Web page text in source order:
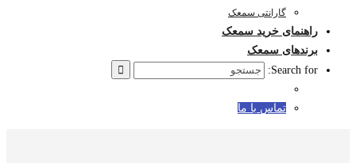
گارانتی سمعک
راهنمای خرید سمعک
برندهای سمعک
Search for:
تماس با ما